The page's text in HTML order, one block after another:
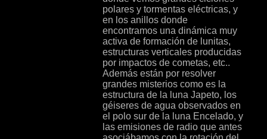
polares y tormentas eléctricas, y
en los anillos donde
encontramos una dinámica muy
activa de formación de lunitas,
estructuras verticales producidas
por impactos de cometas, etc..
Además están por resolver
grandes misterios como es la
estructura de la luna Japeto, los
géiseres de agua observados en
el polo sur de la luna Encelado, y
las emisiones de radio que antes